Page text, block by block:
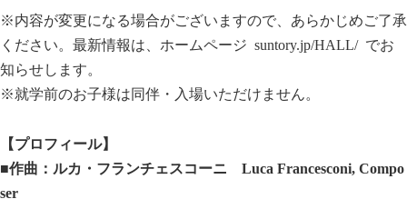
※内容が変更になる場合がございますので、あらかじめご了承
ください。最新情報は、ホームページ suntory.jp/HALL/ でお
知らせします。
※就学前のお子様は同伴・入場いただけません。
【プロフィール】
■作曲：ルカ・フランチェスコーニ Luca Francesconi, Compo
ser